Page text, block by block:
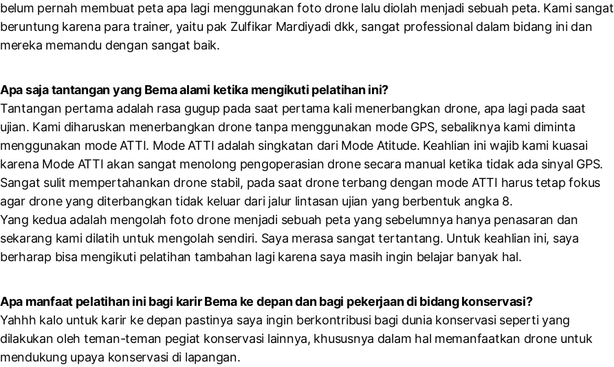
belum pernah membuat peta apa lagi menggunakan foto drone lalu diolah menjadi sebuah peta. Kami sangat
beruntung karena para trainer, yaitu pak Zulfikar Mardiyadi dkk, sangat professional dalam bidang ini dan
mereka memandu dengan sangat baik.
Apa saja tantangan yang Bema alami ketika mengikuti pelatihan ini?
Tantangan pertama adalah rasa gugup pada saat pertama kali menerbangkan drone, apa lagi pada saat
ujian. Kami diharuskan menerbangkan drone tanpa menggunakan mode GPS, sebaliknya kami diminta
menggunakan mode ATTI. Mode ATTI adalah singkatan dari Mode Atitude. Keahlian ini wajib kami kuasai
karena Mode ATTI akan sangat menolong pengoperasian drone secara manual ketika tidak ada sinyal GPS.
Sangat sulit mempertahankan drone stabil, pada saat drone terbang dengan mode ATTI harus tetap fokus
agar drone yang diterbangkan tidak keluar dari jalur lintasan ujian yang berbentuk angka 8.
Yang kedua adalah mengolah foto drone menjadi sebuah peta yang sebelumnya hanya penasaran dan
sekarang kami dilatih untuk mengolah sendiri. Saya merasa sangat tertantang. Untuk keahlian ini, saya
berharap bisa mengikuti pelatihan tambahan lagi karena saya masih ingin belajar banyak hal.
Apa manfaat pelatihan ini bagi karir Bema ke depan dan bagi pekerjaan di bidang konservasi?
Yahhh kalo untuk karir ke depan pastinya saya ingin berkontribusi bagi dunia konservasi seperti yang
dilakukan oleh teman-teman pegiat konservasi lainnya, khususnya dalam hal memanfaatkan drone untuk
mendukung upaya konservasi di lapangan.